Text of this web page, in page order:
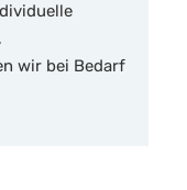
wir bei Bedarf